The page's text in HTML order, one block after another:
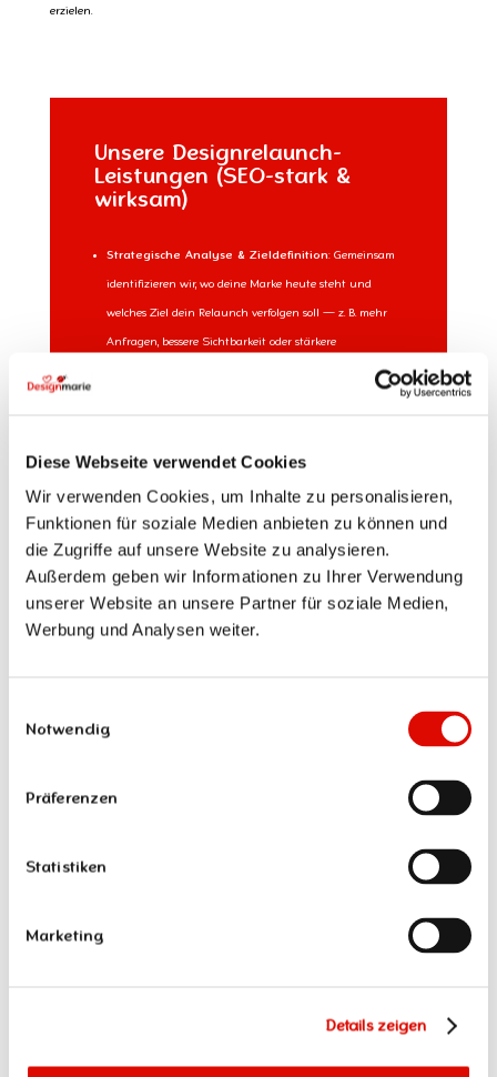
Diese Webseite verwendet Cookies
Wir verwenden Cookies, um Inhalte zu personalisieren,
Funktionen für soziale Medien anbieten zu können und
die Zugriffe auf unsere Website zu analysieren.
Außerdem geben wir Informationen zu Ihrer Verwendung
unserer Website an unsere Partner für soziale Medien,
Werbung und Analysen weiter.
Notwendig
Präferenzen
Statistiken
Marketing
Details zeigen
erzielen.
Unsere Designrelaunch-
Leistungen (SEO-stark &
wirksam)
Strategische Analyse & Zieldefinition: Gemeinsam
identifizieren wir, wo deine Marke heute steht und
welches Ziel dein Relaunch verfolgen soll — z. B. mehr
Anfragen, bessere Sichtbarkeit oder stärkere
Erscheinungsbild, das deine Werte und Botschaft klar
Content-Optimierung & Keyword-Relevanz : Wir
überarbeiten Texte, Headlines und Meta-Informationen
so, dass sie für Nutzer relevant und für Suchmaschinen
sichtbar sind (z. B. Keyword-Optimierung, strukturierte
Inhalte).
Testing & Erfolgsmessung